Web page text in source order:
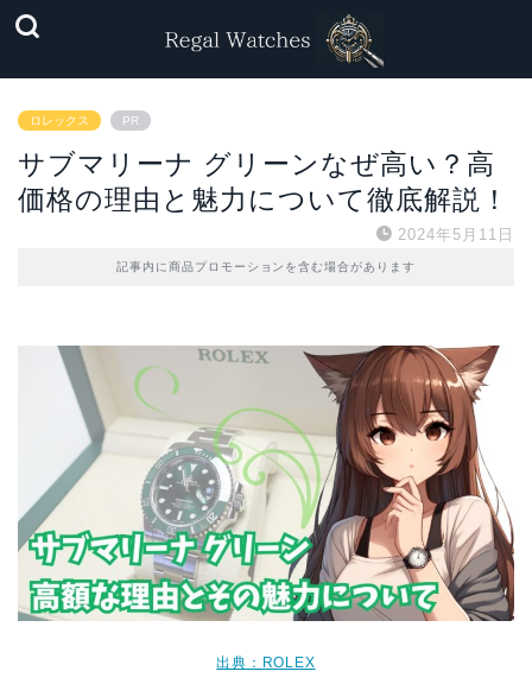
ロレックス PR
サブマリーナ グリーンなぜ高い？高
価格の理由と魅力について徹底解説！
2024年5月11日
記事内に商品プロモーションを含む場合があります
出典：ROLEX